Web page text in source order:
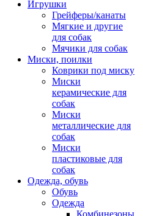
Игрушки
Грейферы/канаты
Мягкие и другие
для собак
Мячики для собак
Миски, поилки
Коврики под миску
Миски
керамические для
собак
Миски
металлические для
собак
Миски
пластиковые для
собак
Одежда, обувь
Обувь
Одежда
Комбинезоны